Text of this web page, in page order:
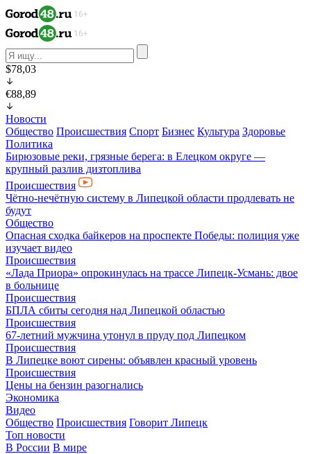
$78,03
€88,89
Новости
Общество Происшествия Спорт Бизнес Культура Здоровье
Политика
Бирюзовые реки, грязные берега: в Елецком округе —
крупный разлив дизтоплива
Происшествия
Чётно-нечётную систему в Липецкой области продлевать не
будут
Общество
Опасная сходка байкеров на проспекте Победы: полиция уже
изучает видео
Происшествия
«Лада Приора» опрокинулась на трассе Липецк-Усмань: двое
в больнице
Происшествия
БПЛА сбиты сегодня над Липецкой областью
Происшествия
67-летний мужчина утонул в пруду под Липецком
Происшествия
В Липецке воют сирены: объявлен красный уровень
Происшествия
Цены на бензин разогнались
Экономика
Видео
Общество Происшествия Говорит Липецк
Топ новости
В России В мире